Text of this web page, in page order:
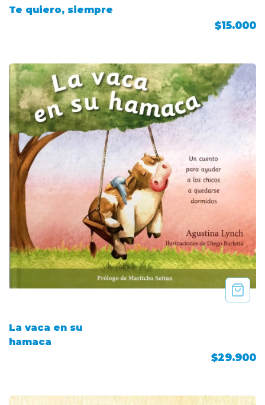
Te quiero, siempre
$15.000
La vaca en su
hamaca
$29.900